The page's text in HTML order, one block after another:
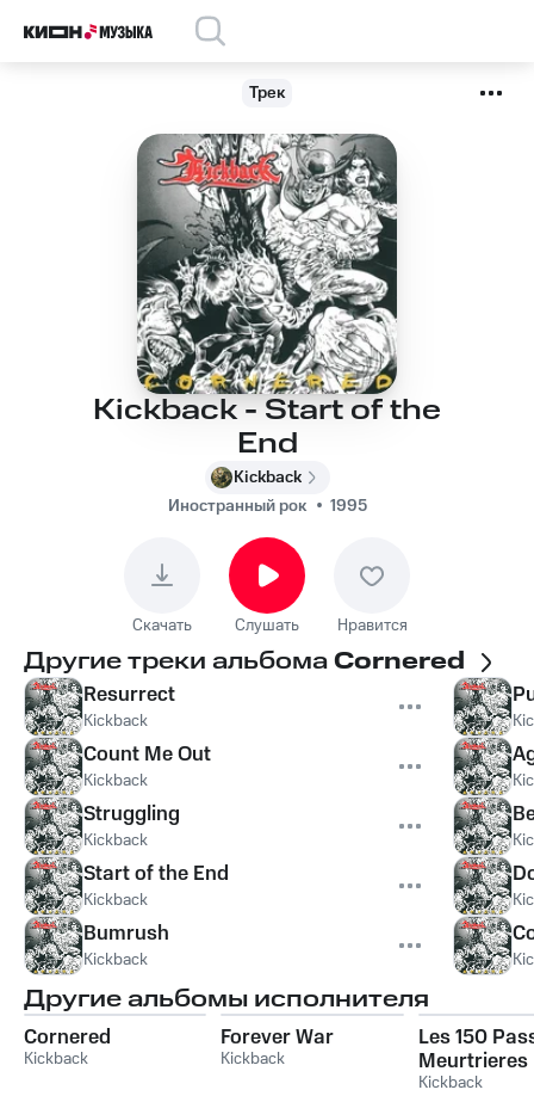
Трек
Kickback - Start of the
End
Kickback
Иностранный рок
1995
Скачать Слушать Нравится
Другие треки альбомаCornered
Resurrect
Kickback
Count Me Out
Kickback
Struggling
Kickback
Start of the End
Kickback
Bumrush
Kickback
Другие альбомы исполнителя
Cornered
Kickback
Forever War
Kickback
Les 150
Meurtrieres
Kickback